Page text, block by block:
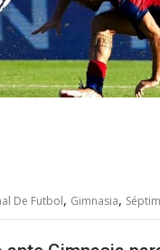
De Futbol, Gimnasia,